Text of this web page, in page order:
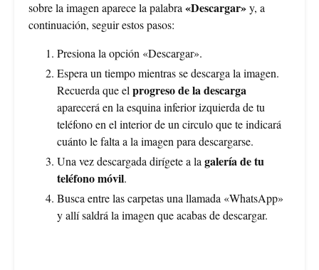
sobre la imagen aparece la palabra «Descargar»y, a
continuación, seguir estos pasos:
Presiona la opción «Descargar».
Espera un tiempo mientras se descarga la imagen.
Recuerda que el progreso de la descarga
aparecerá en la esquina inferior izquierda de tu
teléfono en el interior de un circulo que te indicará
cuánto le falta a la imagen para descargarse.
Una vez descargada dirígete a la galería de tu
teléfono móvil.
Busca entre las carpetas una llamada «WhatsApp»
y allí saldrá la imagen que acabas de descargar.